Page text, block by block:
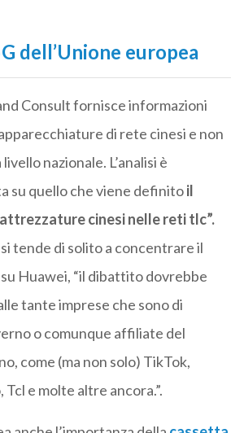
dell’Unione europea
Consult fornisce informazioni
di rete cinesi e non
nazionale. L’analisi è
su quello che viene definitoil
cinesi nelle reti tlc”.
tende di solito a concentrare il
Huawei, “il dibattito dovrebbe
tante imprese che sono di
o comunque affiliate del
come (ma non solo) TikTok,
e molte altre ancora.”.